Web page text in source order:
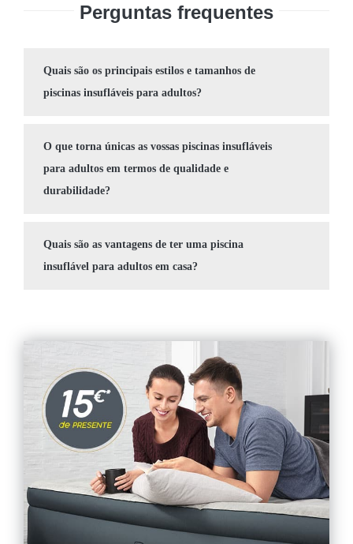
Perguntas frequentes
Quais são os principais estilos e tamanhos de
piscinas insufláveis para adultos?
O que torna únicas as vossas piscinas insufláveis
para adultos em termos de qualidade e
durabilidade?
Quais são as vantagens de ter uma piscina
insuflável para adultos em casa?